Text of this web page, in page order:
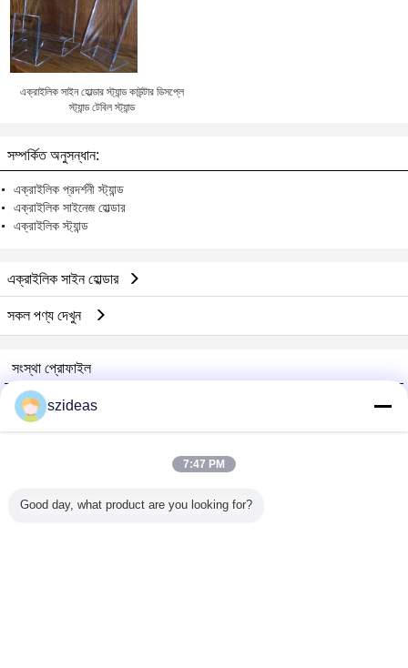
এক্রাইলিক সাইন হোল্ডার স্ট্যান্ড কাউন্টার ডিসপ্লে
স্ট্যান্ড টেবিল স্ট্যান্ড
সম্পর্কিত অনুসন্ধান:
এক্রাইলিক প্রদর্শনী স্ট্যান্ড
এক্রাইলিক সাইনেজ হোল্ডার
এক্রাইলিক স্ট্যান্ড
এক্রাইলিক সাইন হোল্ডার
সকল পণ্য দেখুন
সংস্থা প্রোফাইল
China Acrylic Product Online Market
যাচাইকৃত সরবরাহকারী
Verified Suplier
szideas
7:47 PM
Good day, what product are you looking for?